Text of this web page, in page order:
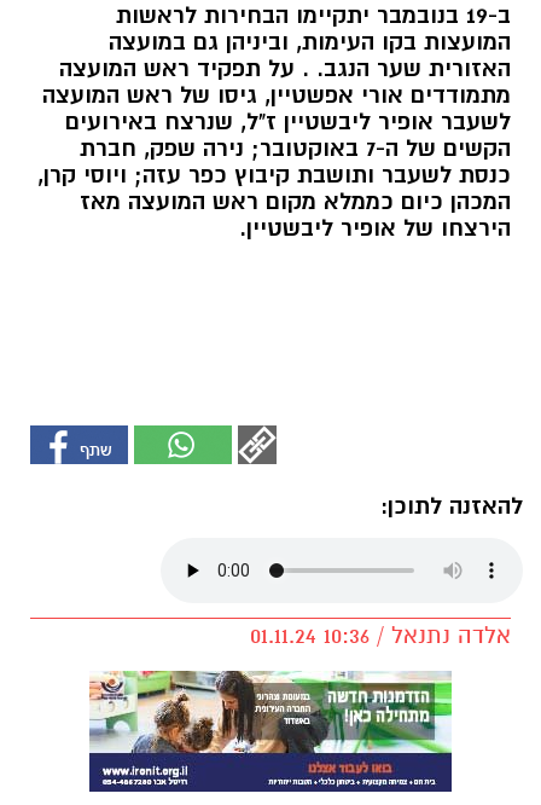
ב-19 בנובמבר יתקיימו הבחירות לראשות
המועצות בקו העימות, וביניהן גם במועצה
האזורית שער הנגב. . על תפקיד ראש המועצה
מתמודדים אורי אפשטיין, גיסו של ראש המועצה
לשעבר אופיר ליבשטיין ז"ל, שנרצח באירועים
הקשים של ה-7 באוקטובר; נירה שפק, חברת
כנסת לשעבר ותושבת קיבוץ כפר עזה; ויוסי קרן,
המכהן כיום כממלא מקום ראש המועצה מאז
הירצחו של אופיר ליבשטיין.
להאזנה לתוכן:
אלדה נתנאל / 10:36 01.11.24